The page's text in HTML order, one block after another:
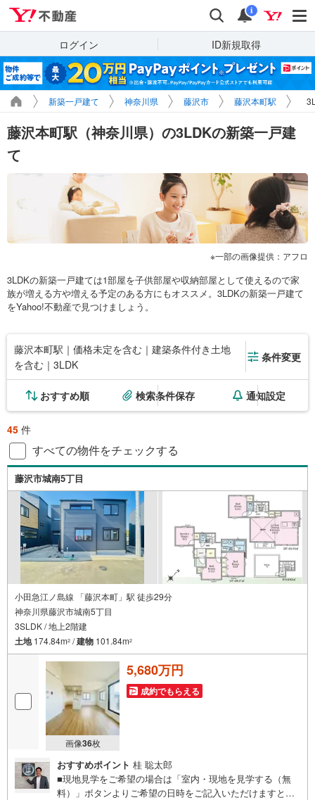
検索 通知
i
ログイン ID新規取得
新築一戸建て 神奈川県 藤沢市 藤沢本町駅
藤沢本町駅（神奈川県）の3LDKの新築一戸建
て
一部の画像提供：アフロ
3LDKの新築一戸建ては1部屋を子供部屋や収納部屋として使えるので家
族が増える方や増える予定のある方にもオススメ。3LDKの新築一戸建て
をYahoo!不動産で見つけましょう。
藤沢本町駅｜価格未定を含む｜建築条件付き土地
を含む｜3LDK
条件変更
おすすめ順 検索条件保存 通知設定
45 件
すべての物件をチェックする
藤沢市城南5丁目
小田急江ノ島線 「藤沢本町」駅 徒歩29分
神奈川県藤沢市城南5丁目
3SLDK / 地上2階建
土地174.84m2 /建物 101.84m2
画像36枚
5,680万円
成約でもらえる
おすすめポイント 桂 聡太郎
■現地見学をご希望の場合は「室内・現地を見学する（無
料）」ボタンよりご希望の日時をご記入いただけますとス